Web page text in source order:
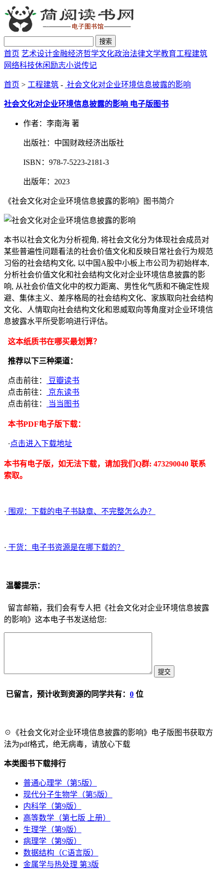
搜索
首页 艺术设计金融经济哲学文化政治法律文学教育工程建筑
网络科技休闲励志小说传记
首页 > 工程建筑 - 社会文化对企业环境信息披露的影响
社会文化对企业环境信息披露的影响 电子版图书
作者：李南海 著
出版社：中国财政经济出版社
ISBN：978-7-5223-2181-3
出版年：2023
《社会文化对企业环境信息披露的影响》图书简介
本书以社会文化为分析视角, 将社会文化分为体现社会成员对
某些普遍性问题看法的社会价值文化和反映日常社会行为规范
习俗的社会结构文化, 以中国A股中小板上市公司为初始样本,
分析社会价值文化和社会结构文化对企业环境信息披露的影
响, 从社会价值文化中的权力距离、男性化气质和不确定性规
避、集体主义、差序格局的社会结构文化、家族取向社会结构
文化、人情取向社会结构文化和恩威取向等角度对企业环境信
息披露水平所受影响进行评估。
这本纸质书在哪买最划算？
推荐以下三种渠道：
点击前往：
豆瓣读书
点击前往：
京东读书
点击前往：
当当图书
本书PDF电子版下载：
·点击进入下载地址
本书有电子版，如无法下载，请加我们Q群: 473290040 联系
索取。
· 围观：下载的电子书缺章、不完整怎么办？
· 干货：电子书资源是在哪下载的？
温馨提示：
留言邮箱，我们会有专人把《社会文化对企业环境信息披露
的影响》这本电子书发送给您:
已留言，预计收到资源的同学共有： 0 位
☉《社会文化对企业环境信息披露的影响》电子版图书获取方
法为pdf格式，绝无病毒，请放心下载
本类图书下载排行
普通心理学（第5版）
现代分子生物学（第5版）
内科学（第9版）
高等数学（第七版 上册）
生理学（第9版）
病理学（第9版）
数据结构（C语言版）
金属学与热处理 第3版